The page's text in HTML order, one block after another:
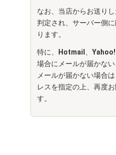
なお、当店からお送り
判定され、サーバー側
ります。
特に、 Hotmail 、
場合にメールが届かない
メールが届かない場合
レスを指定の上、再度
す。